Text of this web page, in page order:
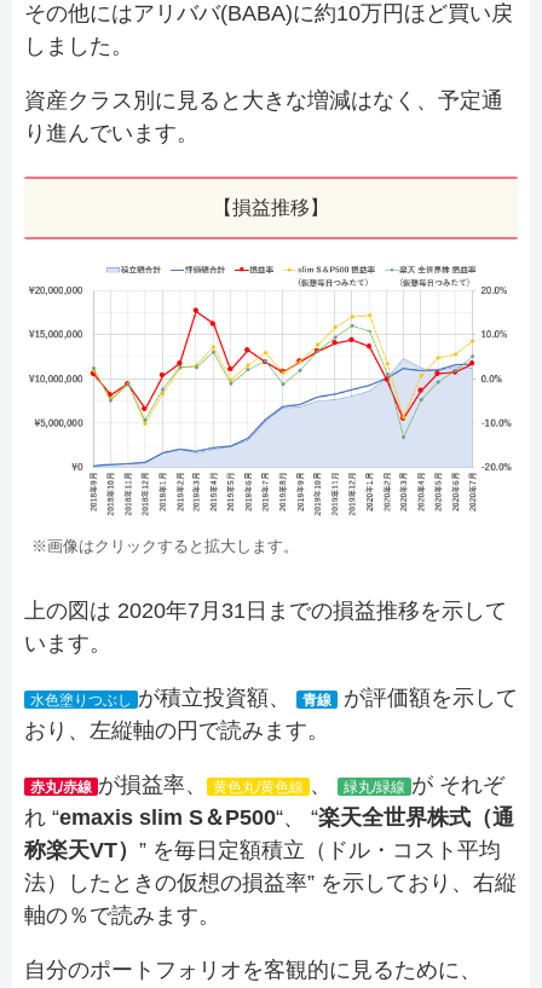
その他にはアリババ(BABA)に約10万円ほど買い戻
しました。
資産クラス別に見ると大きな増減はなく、予定通
り進んでいます。
【損益推移】
※画像はクリックすると拡大します。
上の図は 2020年7月31日までの損益推移を示して
います。
水色塗りつぶし が積立投資額、 青線
が評価額を示して
おり、左縦軸の円で読みます。
赤丸/赤線 が損益率、 黄色丸/黄色線 、 緑丸/緑線 が それぞ
れ “emaxis slim S＆P500“、 “楽天全世界株式（通
称楽天VT） ” を毎日定額積立（ドル・コスト平均
法）したときの仮想の損益率” を示しており、右縦
軸の％で読みます。
自分のポートフォリオを客観的に見るために、